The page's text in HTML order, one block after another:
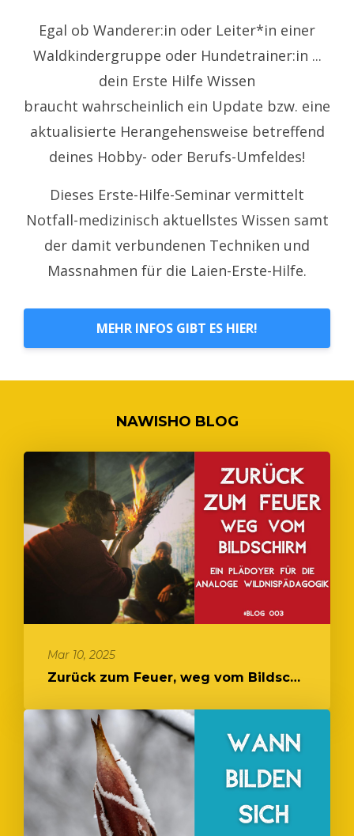
Egal ob Wanderer:in oder Leiter*in einer
Waldkindergruppe oder Hundetrainer:in ...
dein Erste Hilfe Wissen
braucht wahrscheinlich ein Update bzw. eine
aktualisierte Herangehensweise betreffend
deines Hobby- oder Berufs-Umfeldes!
Dieses Erste-Hilfe-Seminar vermittelt
Notfall-medizinisch aktuellstes Wissen samt
der damit verbundenen Techniken und
Massnahmen für die Laien-Erste-Hilfe.
MEHR INFOS GIBT ES HIER!
NAWISHO BLOG
Mar 10, 2025
Zurück zum Feuer, weg vom Bildschirm: Ein Plädoyer für die analoge ...